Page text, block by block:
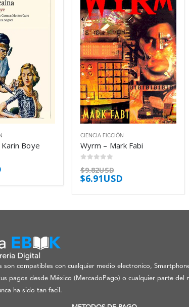
Karin Boye
CIENCIA FICCIÓN
Wyrm – Mark Fabi
$9.82USD
$6.91USD
son compatibles con cualquier medio electronico,
pagos desde México (MercadoPago) o cualquier parte del
ha sido tan facil.